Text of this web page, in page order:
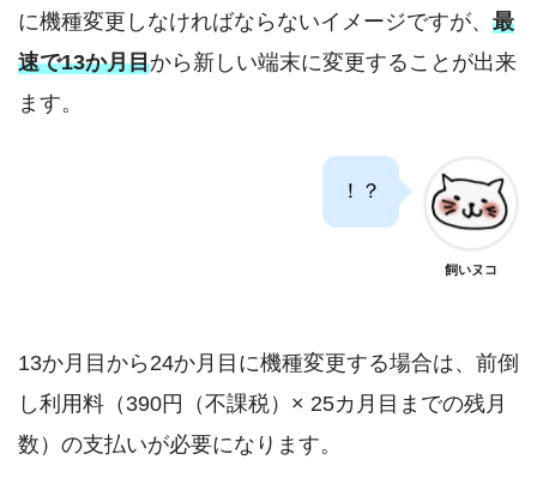
に機種変更しなければならないイメージですが、 最
速で13か月目から新しい端末に変更することが出来
ます。
！？
飼いヌコ
13か月目から24か月目に機種変更する場合は、前倒
し利用料（390円（不課税）× 25カ月目までの残月
数）の支払いが必要になります。